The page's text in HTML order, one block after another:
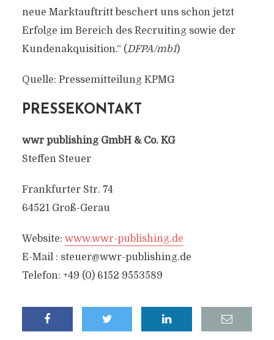
neue Marktauftritt beschert uns schon jetzt
Erfolge im Bereich des Recruiting sowie der
Kundenakquisition.“ (DFPA/mb1)
Quelle: Pressemitteilung KPMG
PRESSEKONTAKT
wwr publishing GmbH & Co. KG
Steffen Steuer
Frankfurter Str. 74
64521 Groß-Gerau
Website: www.wwr-publishing.de
E-Mail : steuer@wwr-publishing.de
Telefon: +49 (0) 6152 9553589